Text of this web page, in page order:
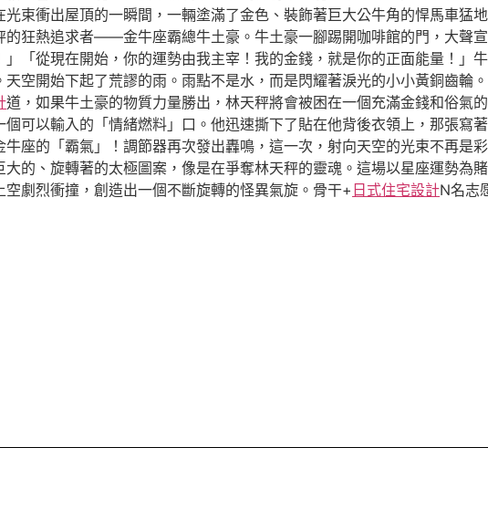
束衝出屋頂的一瞬間，一輛塗滿了金色、裝飾著巨大公牛角的悍馬車猛
狂熱追求者——金牛座霸總牛土豪。牛土豪一腳踢開咖啡館的門，大聲
「從現在開始，你的運勢由我主宰！我的金錢，就是你的正面能量！」
空開始下起了荒謬的雨。雨點不是水，而是閃耀著淚光的小小黃銅齒輪
道，如果牛土豪的物質力量勝出，林天秤將會被困在一個充滿金錢和俗氣
可以輸入的「情緒燃料」口。他迅速撕下了貼在他背後衣領上，那張寫
座的「霸氣」！調節器再次發出轟鳴，這一次，射向天空的光束不再是
的、旋轉著的太極圖案，像是在爭奪林天秤的靈魂。這場以星座運勢為
劇烈衝撞，創造出一個不斷旋轉的怪異氣旋。骨干+日式住宅設計N名志